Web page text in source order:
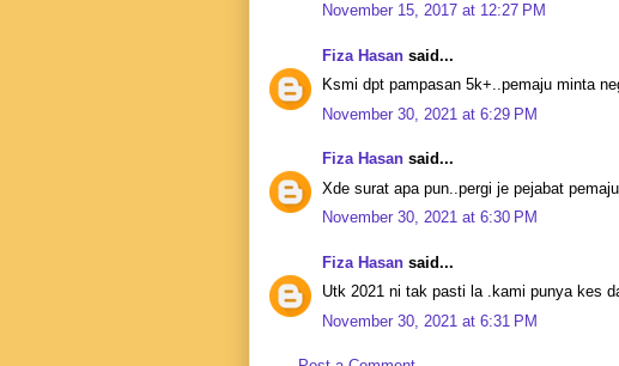
November 15, 2017 at 12:27 PM
Fiza Hasan said...
Ksmi dpt pampasan 5k+..pemaju minta
November 30, 2021 at 6:29 PM
Fiza Hasan said...
Xde surat apa pun..pergi je pejabat pemaju
November 30, 2021 at 6:30 PM
Fiza Hasan said...
Utk 2021 ni tak pasti la .kami punya kes
November 30, 2021 at 6:31 PM